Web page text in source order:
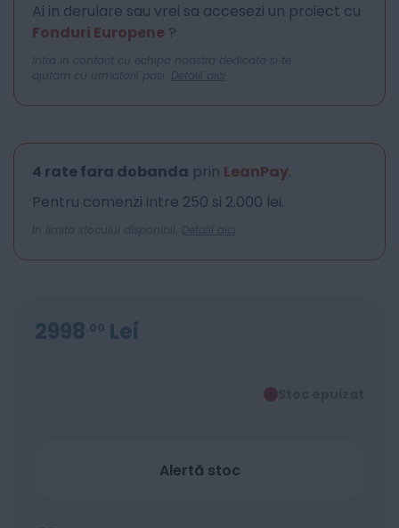
Ai in derulare sau vrei sa accesezi un proiect cu
Fonduri Europene ?
Intra in contact cu echipa noastra dedicata si te
ajutam cu urmatorii pasi. Detalii aici
4 rate fara dobanda prin LeanPay.
Pentru comenzi intre 250 si 2.000 lei.
In limita stocului disponibil. Detalii aici
2998 00 Lei
Alertă stoc